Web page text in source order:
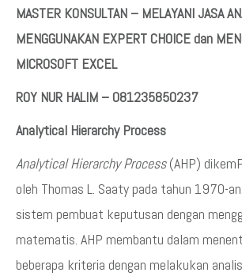
MASTER KONSULTAN – MELAYANI JASA
MENGGUNAKAN EXPERT CHOICE dan
MICROSOFT EXCEL
ROY NUR HALIM – 081235850237
Analytical Hierarchy Process
Analytical Hierarchy Process(AHP)
oleh Thomas L. Saaty pada tahun 1970-
sistem pembuat keputusan dengan
matematis. AHP membantu dalam
beberapa kriteria dengan melakukan